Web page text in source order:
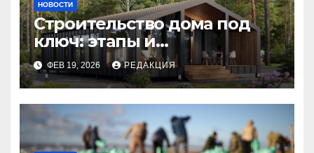
НОВОСТИ
Строительство дома под
ключ: этапы и
планирование бюджета
ФЕВ 19, 2026 РЕДАКЦИЯ